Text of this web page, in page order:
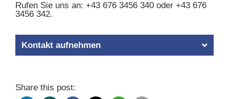
Rufen Sie uns an: +43 676 3456 340 oder +43 676
3456 342.
Kontakt aufnehmen
Share this post: